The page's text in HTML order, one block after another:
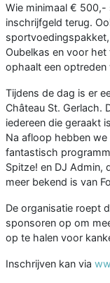
Wie minimaal €
inschrijfgeld terug.
Oubelkas en voor
ophaalt een optreden
Tijdens de dag is er
Château St. Gerlach.
iedereen die geraakt
Na afloop hebben we
fantastisch
Spitze! en DJ Admin,
meer bekend is van
De organisatie roept
sponsoren op om
op te halen voor
Inschrijven kan via